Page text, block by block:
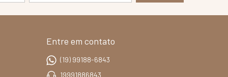
Entre em contato
(19) 99188-6843
19991886843